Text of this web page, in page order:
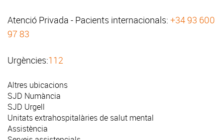
Atenció Privada - Pacients internacionals: +34 93 600
97 83
Urgències:112
Altres ubicacions
SJD Numància
SJD Urgell
Unitats extrahospitalàries de salut mental
Assistència